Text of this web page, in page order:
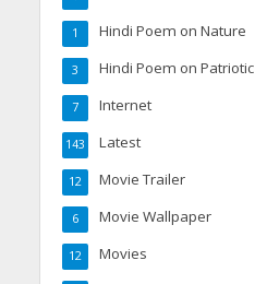
Hindi Poem on Nature
1
Hindi Poem on Patriotic
3
Internet
7
Latest
143
Movie Trailer
12
Movie Wallpaper
6
Movies
12